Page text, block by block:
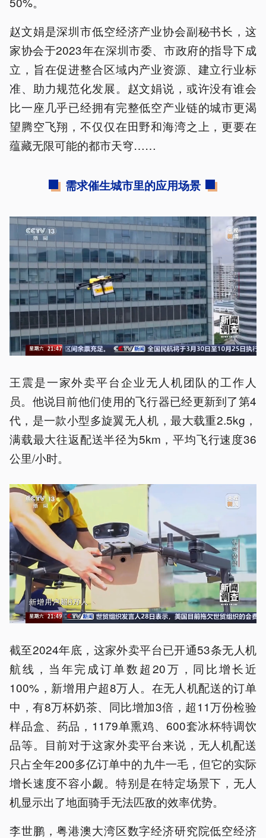
赵文娟是深圳市低空经济产业协会副秘书长，这
家协会于2023年在深圳市委、市政府的指导下成
立，旨在促进整合区域内产业资源、建立行业标
准、助力规范化发展。赵文娟说，或许没有谁会
比一座几乎已经拥有完整低空产业链的城市更渴
望腾空飞翔，不仅仅在田野和海湾之上，更要在
蕴藏无限可能的都市天穹……
需求催生城市里的应用场景
王震是一家外卖平台企业无人机团队的工作人
员。他说目前他们使用的飞行器已经更新到了第4
代，是一款小型多旋翼无人机，最大载重2.5kg，
满载最大往返配送半径为5km，平均飞行速度36
公里/小时。
截至2024年底，这家外卖平台已开通53条无人机
航线，当年完成订单数超20万，同比增长近
100%，新增用户超8万人。在无人机配送的订单
中，有8万杯奶茶、同比增加3倍，超11万份检验
样品盒、药品，1179单熏鸡、600套冰杯特调饮
品等。目前对于这家外卖平台来说，无人机配送
只占全年200多亿订单中的九牛一毛，但它的实际
增长速度不容小觑。特别是在特定场景下，无人
机显示出了地面骑手无法匹敌的效率优势。
李世鹏，粤港澳大湾区数字经济研究院低空经济